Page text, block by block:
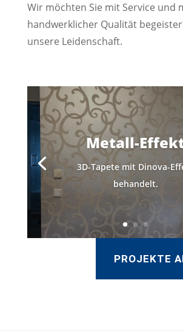
Wir möchten Sie mit Service und
handwerklicher Qualität
unsere Leidenschaft.
Metall-
3D-Tapete mit Dinova-
behandelt.
PROJEKTE